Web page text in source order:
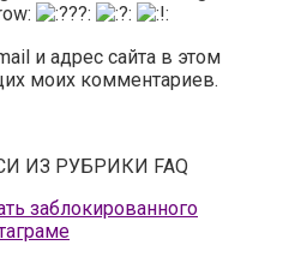
и адрес сайта в этом
моих комментариев.
ИЗ РУБРИКИ FAQ